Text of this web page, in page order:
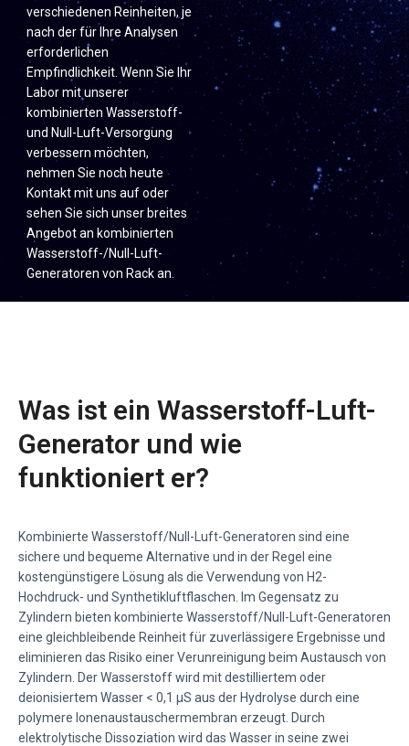
verschiedenen Reinheiten, je
nach der für Ihre Analysen
erforderlichen
Empfindlichkeit. Wenn Sie Ihr
Labor mit unserer
kombinierten Wasserstoff-
und Null-Luft-Versorgung
verbessern möchten,
nehmen Sie noch heute
Kontakt mit uns auf oder
sehen Sie sich unser breites
Angebot an kombinierten
Wasserstoff-/Null-Luft-
Generatoren von Rack an.
Was ist ein Wasserstoff-Luft-
Generator und wie
funktioniert er?
Kombinierte Wasserstoff/Null-Luft-Generatoren sind eine
sichere und bequeme Alternative und in der Regel eine
kostengünstigere Lösung als die Verwendung von H2-
Hochdruck- und Synthetikluftflaschen. Im Gegensatz zu
Zylindern bieten kombinierte Wasserstoff/Null-Luft-Generatoren
eine gleichbleibende Reinheit für zuverlässigere Ergebnisse und
eliminieren das Risiko einer Verunreinigung beim Austausch von
Zylindern. Der Wasserstoff wird mit destilliertem oder
deionisiertem Wasser < 0,1 μS aus der Hydrolyse durch eine
polymere Ionenaustauschermembran erzeugt. Durch
elektrolytische Dissoziation wird das Wasser in seine zwei